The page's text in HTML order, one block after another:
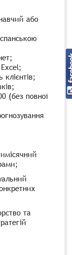
або
(без повної
та